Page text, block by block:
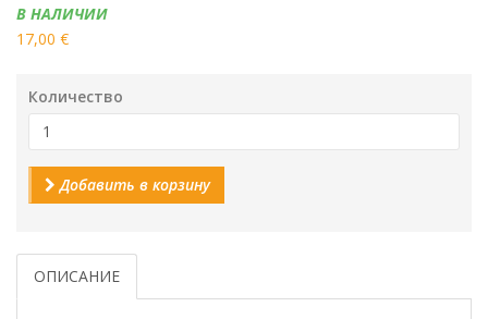
Наличие:
В НАЛИЧИИ
17,00 €
Количество
Добавить в корзину
ОПИСАНИЕ